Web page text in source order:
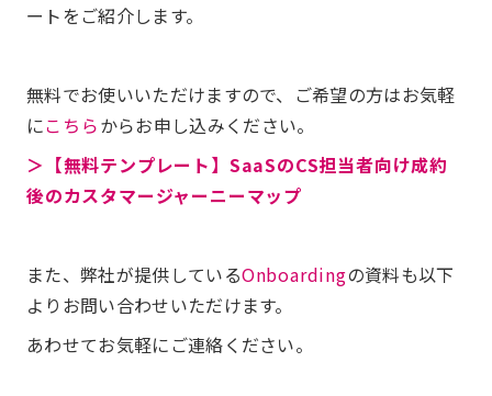
ートをご紹介します。
無料でお使いいただけますので、ご希望の方はお気軽
にこちらからお申し込みください。
＞【無料テンプレート】SaaSのCS担当者向け成約
後のカスタマージャーニーマップ
また、弊社が提供しているOnboardingの資料も以下
よりお問い合わせいただけます。
あわせてお気軽にご連絡ください。